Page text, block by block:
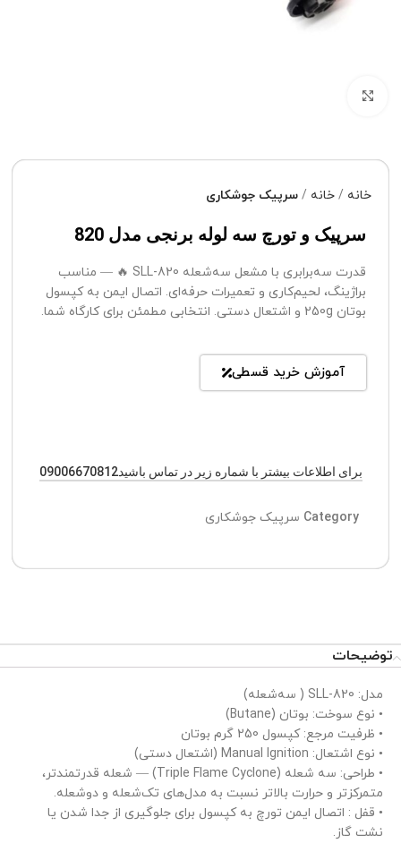
خانه خانه سرپیک جوشکاری
سرپیک و‌ تورچ سه لوله برنجی مدل 820
قدرت سه‌برابری با مشعل سه‌شعله SLL-820 🔥 — مناسب
براژینگ، لحیم‌کاری و تعمیرات حرفه‌ای. اتصال ایمن به کپسول
بوتان 250g و اشتعال دستی. انتخابی مطمئن برای کارگاه شما.
آموزش خرید قسطی
برای اطلاعات بیشتر با شماره زیر در تماس باشید09006670812
Category سرپیک جوشکاری
توضیحات
مدل: SLL-820 ( سه‌شعله)
• نوع سوخت: بوتان (Butane)
• ظرفیت مرجع: کپسول 250 گرم بوتان
• نوع اشتعال: Manual Ignition (اشتعال دستی)
• طراحی: سه شعله (Triple Flame Cyclone) — شعله قدرتمندتر،
متمرکزتر و حرارت بالاتر نسبت به مدل‌های تک‌شعله و دو‌شعله.
• قفل : اتصال ایمن تورچ به کپسول برای جلوگیری از جدا شدن یا
نشت گاز.